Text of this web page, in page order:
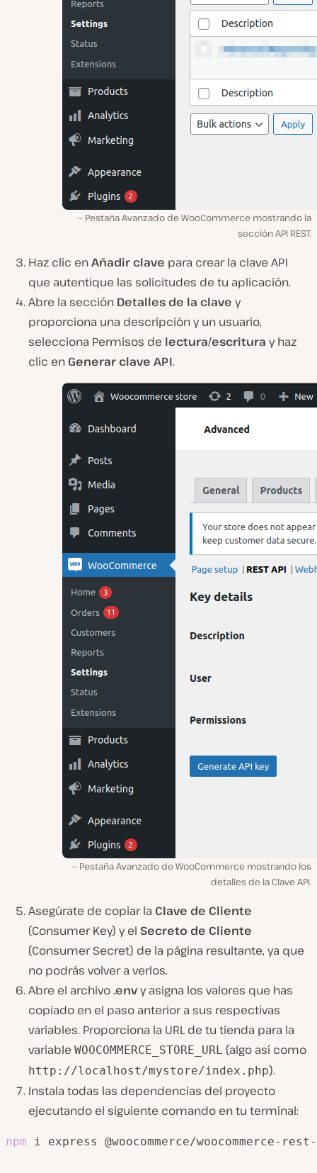
Pestaña Avanzado de WooCommerce mostrando la
sección API REST.
Haz clic enAñadir clave para crear la clave API
que autentique las solicitudes de tu aplicación.
Abre la sección Detalles de la clave y
proporciona una descripción y un usuario,
selecciona Permisos de lectura/escritura y haz
clic en Generar clave API.
Pestaña Avanzado de WooCommerce mostrando los
detalles de la Clave API.
Asegúrate de copiar la Clave de Cliente
(Consumer Key) y el Secreto de Cliente
(Consumer Secret) de la página resultante, ya que
no podrás volver a verlos.
Abre el archivo.envy asigna los valores que has
copiado en el paso anterior a sus respectivas
variables. Proporciona la URL de tu tienda para la
variable WOOCOMMERCE_STORE_URL (algo así como
http://localhost/mystore/index.php).
Instala todas las dependencias del proyecto
ejecutando el siguiente comando en tu terminal:
npm i express @woocommerce/woocommerce-